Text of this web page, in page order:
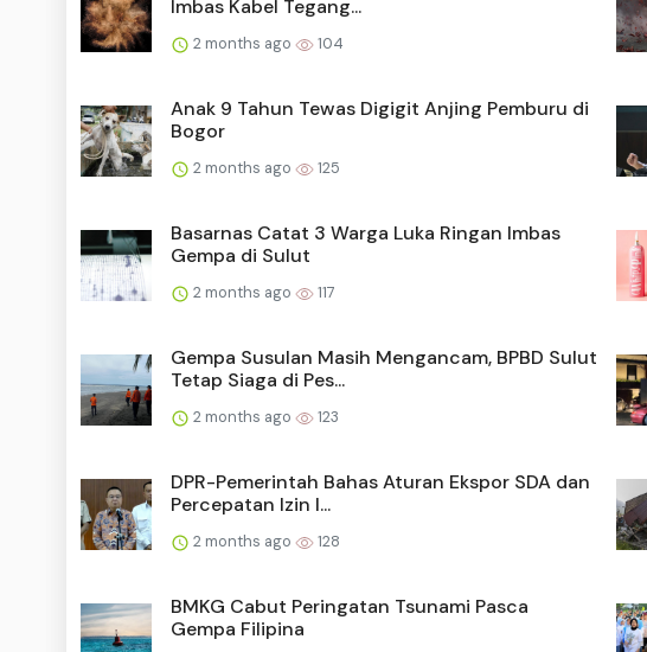
Imbas Kabel Tegang...
2 months ago 104
Anak 9 Tahun Tewas Digigit Anjing Pemburu di
Bogor
2 months ago 125
Basarnas Catat 3 Warga Luka Ringan Imbas
Gempa di Sulut
2 months ago 117
Gempa Susulan Masih Mengancam, BPBD Sulut
Tetap Siaga di Pes...
2 months ago 123
DPR-Pemerintah Bahas Aturan Ekspor SDA dan
Percepatan Izin I...
2 months ago 128
BMKG Cabut Peringatan Tsunami Pasca
Gempa Filipina